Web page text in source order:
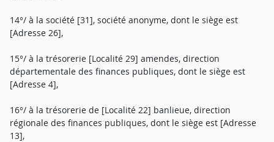
14°/ à la société [31], société anonyme, dont le siège est
[Adresse 26],
15°/ à la trésorerie [Localité 29] amendes, direction
départementale des finances publiques, dont le siège est
[Adresse 4],
16°/ à la trésorerie de [Localité 22] banlieue, direction
régionale des finances publiques, dont le siège est [Adresse
13],